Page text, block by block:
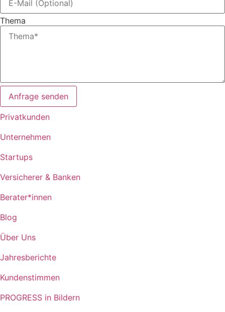
Thema
Anfrage senden
Privatkunden
Unternehmen
Startups
Versicherer & Banken
Berater*innen
Blog
Über Uns
Jahresberichte
Kundenstimmen
PROGRESS in Bildern